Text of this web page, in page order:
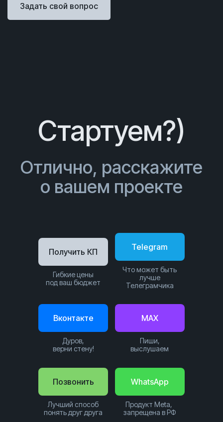
Задать свой вопрос
Стартуем?)
Отлично, расскажите
о вашем проекте
Позвонить
Лучший способ
понять друг друга
WhatsApp
Продукт Meta,
запрещена в РФ
Telegram
Что может быть
лучше
Телеграмчика
Вконтакте
Дуров,
верни стену!
Получить КП
Гибкие цены
под ваш бюджет
MAX
Пиши,
выслушаем